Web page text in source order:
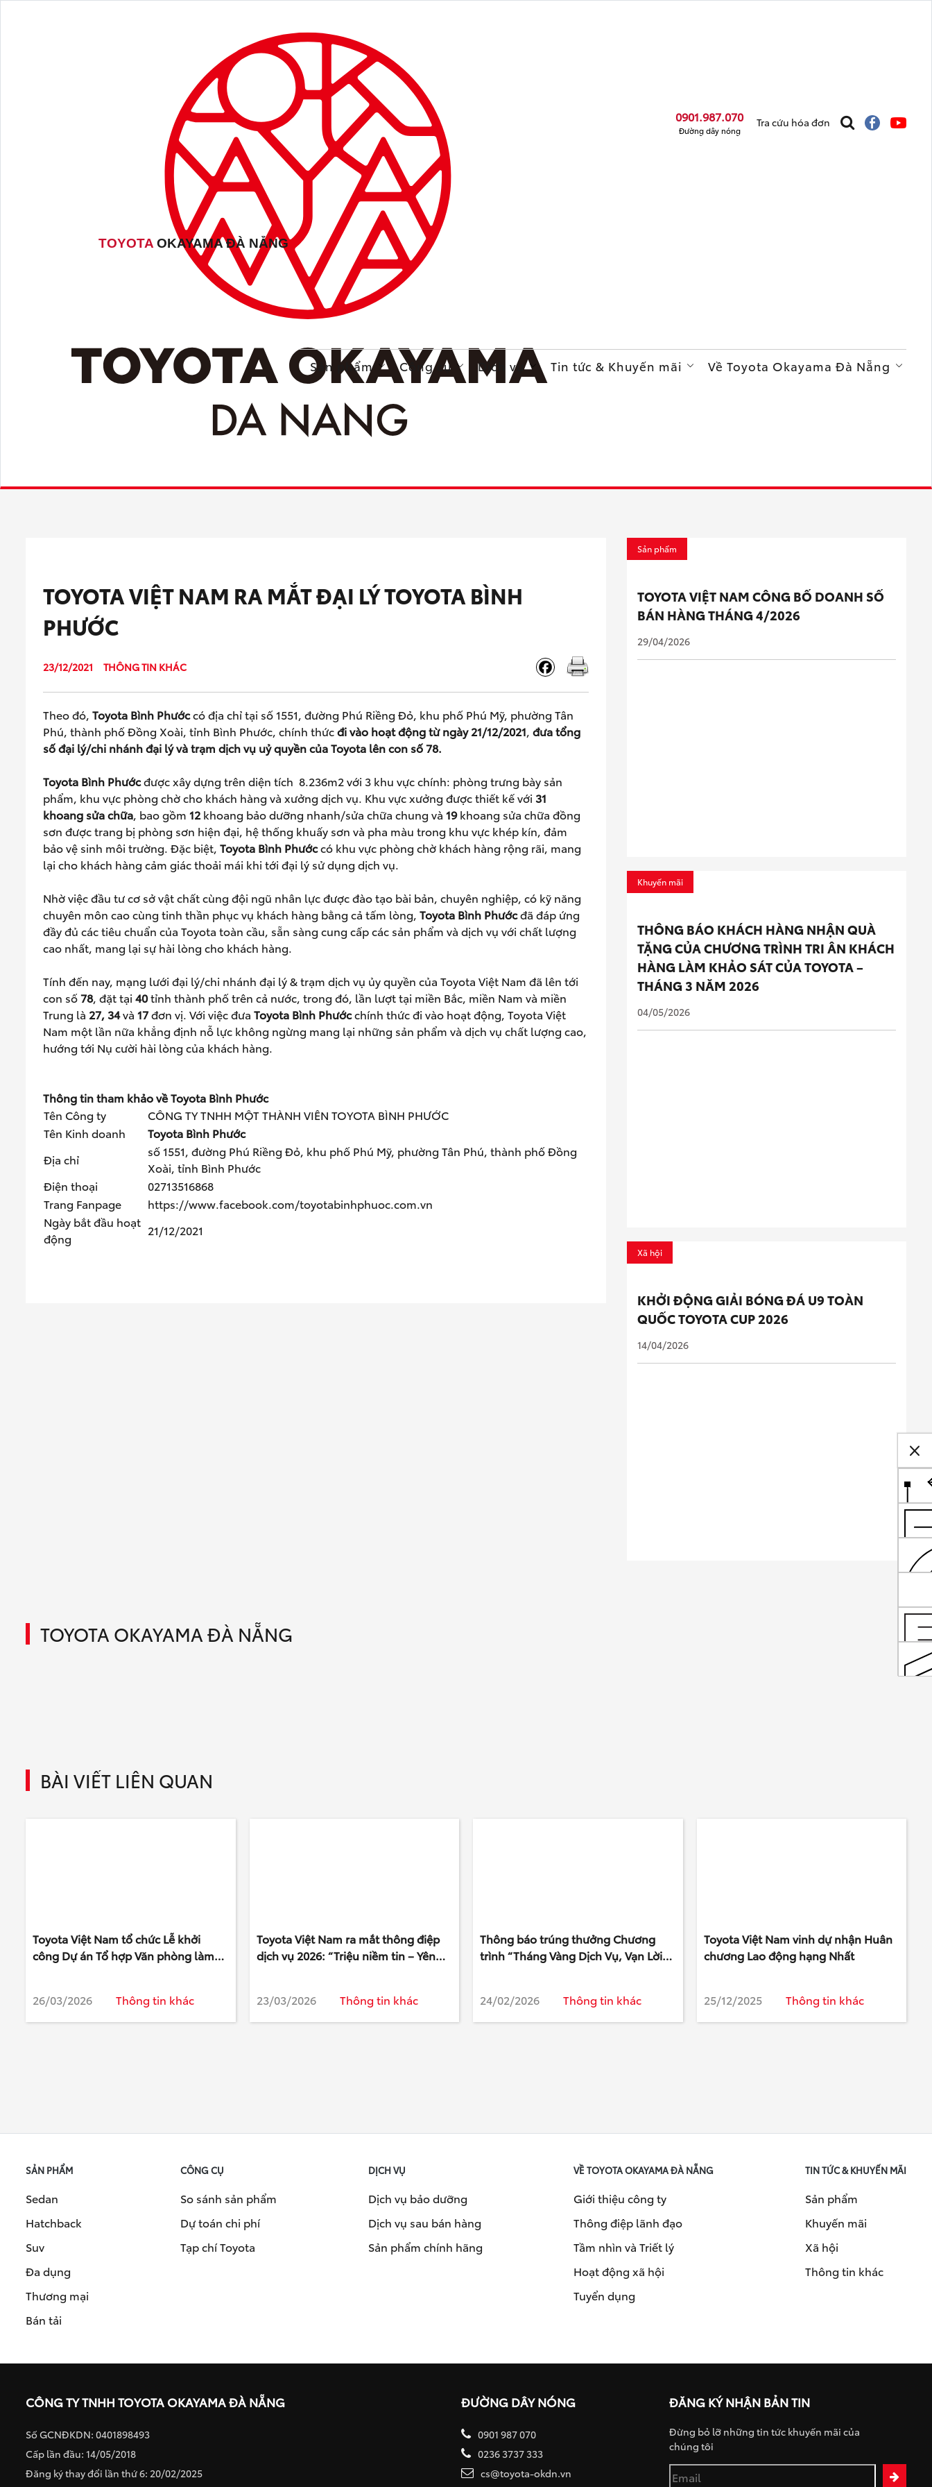
TOYOTA OKAYAMA ĐÀ NẴNG
0901.987.070
Đường dây nóng
Tra cứu hóa đơn
Sản phẩm Công cụ Dịch vụ Tin tức & Khuyến mãi Về Toyota Okayama Đà Nẵng
TOYOTA VIỆT NAM RA MẮT ĐẠI LÝ TOYOTA BÌNH
PHƯỚC
23/12/2021 THÔNG TIN KHÁC
Theo đó, Toyota Bình Phướccó địa chỉ tại số 1551, đường Phú Riềng Đỏ, khu phố Phú Mỹ, phường Tân
Phú, thành phố Đồng Xoài, tỉnh Bình Phước, chính thứcđi vào hoạt động từngày 21/12/2021, đưa tổng
sốđại lý/chi nhánh đại lý và trạm dịch vụ uỷquyền của Toyota lên con số78.
Toyota Bình Phướcđược xây dựng trên diện tích 8.236m2 với 3 khu vực chính: phòng trưng bày sản
phẩm, khu vực phòng chờ cho khách hàng và xưởng dịch vụ. Khu vực xưởng được thiết kế với 31
khoang sửa chữa, bao gồm 12 khoang bảo dưỡng nhanh/sửa chữa chung và 19khoang sửa chữa đồng
sơn được trang bị phòng sơn hiện đại, hệ thống khuấy sơn và pha màu trong khu vực khép kín, đảm
bảo vệ sinh môi trường. Đặc biệt, Toyota Bình Phướccó khu vực phòng chờ khách hàng rộng rãi, mang
lại cho khách hàng cảm giác thoải mái khi tới đại lý sử dụng dịch vụ.
Nhờ việc đầu tư cơ sở vật chất cùng đội ngũ nhân lực được đào tạo bài bản, chuyên nghiệp, có kỹ năng
chuyên môn cao cùng tinh thần phục vụ khách hàng bằng cả tấm lòng, Toyota Bình Phướcđã đáp ứng
đầy đủ các tiêu chuẩn của Toyota toàn cầu, sẵn sàng cung cấp các sản phẩm và dịch vụ với chất lượng
cao nhất, mang lại sự hài lòng cho khách hàng.
Tính đến nay, mạng lưới đại lý/chi nhánh đại lý & trạm dịch vụ ủy quyền của Toyota Việt Nam đã lên tới
con số78, đặt tại 40tỉnh thành phố trên cả nước, trong đó, lần lượt tại miền Bắc, miền Nam và miền
Trung là 27, 34và 17đơn vị. Với việc đưa Toyota Bình Phướcchính thức đi vào hoạt động, Toyota Việt
Nam một lần nữa khẳng định nỗ lực không ngừng mang lại những sản phẩm và dịch vụ chất lượng cao,
hướng tới Nụ cười hài lòng của khách hàng.
Thông tin tham khảo về Toyota Bình Phước
Tên Công ty
CÔNG TY TNHH MỘT THÀNH VIÊN TOYOTA BÌNH PHƯỚC
Tên Kinh doanh
Toyota Bình Phước
Địa chỉ
số 1551, đường Phú Riềng Đỏ, khu phố Phú Mỹ, phường Tân Phú, thành phố Đồng
Xoài, tỉnh Bình Phước
Điện thoại
02713516868
Trang Fanpage
https://www.facebook.com/toyotabinhphuoc.com.vn
Ngày bắt đầu hoạt
động
21/12/2021
Sản phẩm
TOYOTA VIỆT NAM CÔNG BỐ DOANH SỐ
BÁN HÀNG THÁNG 4/2026
29/04/2026
Khuyến mãi
THÔNG BÁO KHÁCH HÀNG NHẬN QUÀ
TẶNG CỦA CHƯƠNG TRÌNH TRI ÂN KHÁCH
HÀNG LÀM KHẢO SÁT CỦA TOYOTA –
THÁNG 3 NĂM 2026
04/05/2026
Xã hội
KHỞI ĐỘNG GIẢI BÓNG ĐÁ U9 TOÀN
QUỐC TOYOTA CUP 2026
14/04/2026
TOYOTA OKAYAMA ĐÀ NẴNG
BÀI VIẾT LIÊN QUAN
Toyota Việt Nam tổ chức Lễ khởi
công Dự án Tổ hợp Văn phòng làm
26/03/2026
Thông tin khác
Toyota Việt Nam ra mắt thông điệp
dịch vụ 2026: “Triệu niềm tin – Yên
23/03/2026
Thông tin khác
Thông báo trúng thưởng Chương
trình “Tháng Vàng Dịch Vụ, Vạn Lời
24/02/2026
Thông tin khác
Toyota Việt Nam vinh dự nhận Huân
chương Lao động hạng Nhất
25/12/2025 Thông tin khác
SẢN PHẨM
Sedan
Hatchback
Suv
Đa dụng
Thương mại
Bán tải
CÔNG CỤ
So sánh sản phẩm
Dự toán chi phí
Tạp chí Toyota
DỊCH VỤ
Dịch vụ bảo dưỡng
Dịch vụ sau bán hàng
Sản phẩm chính hãng
VỀ TOYOTA OKAYAMA ĐÀ NẴNG
Giới thiệu công ty
Thông điệp lãnh đạo
Tầm nhìn và Triết lý
Hoạt động xã hội
Tuyển dụng
TIN TỨC & KHUYẾN MÃI
Sản phẩm
Khuyến mãi
Xã hội
Thông tin khác
CÔNG TY TNHH TOYOTA OKAYAMA ĐÀ NẴNG
Số GCNĐKDN: 0401898493
Cấp lần đầu: 14/05/2018
Đăng ký thay đổi lần thứ 6: 20/02/2025
ĐƯỜNG DÂY NÓNG
0901 987 070
0236 3737 333
cs@toyota-okdn.vn
ĐĂNG KÝ NHẬN BẢN TIN
Đừng bỏ lỡ những tin tức khuyến mãi của
chúng tôi